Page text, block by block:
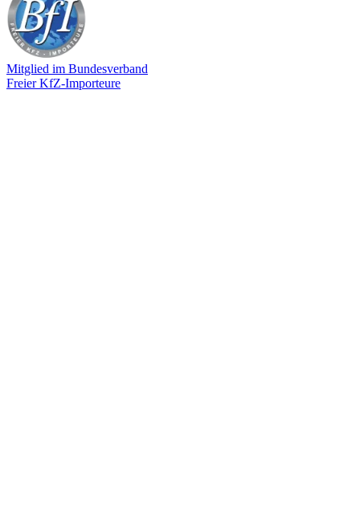
Mitglied im Bundesverband
Freier KfZ-Importeure